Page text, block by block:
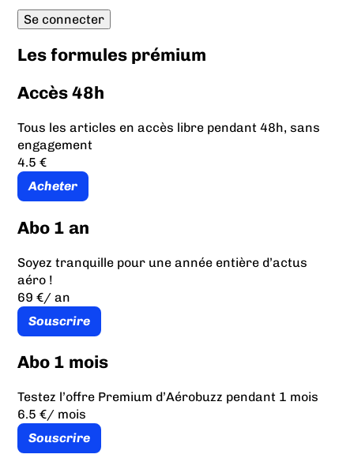
Les formules prémium
Accès 48h
Tous les articles en accès libre pendant 48h, sans
engagement
4.5 €
Acheter
Abo 1 an
Soyez tranquille pour une année entière d’actus
aéro !
69 €/ an
Souscrire
Abo 1 mois
Testez l’offre Premium d’Aérobuzz pendant 1 mois
6.5 €/ mois
Souscrire